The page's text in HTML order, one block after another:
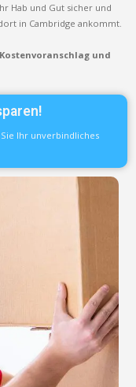
Hab und Gut sicher und
in Cambridge ankommt.
und
Ihr unverbindliches